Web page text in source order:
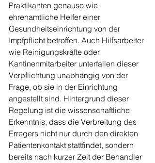
Praktikanten genauso wie
ehrenamtliche Helfer einer
Gesundheitseinrichtung von der
Impfpflicht betroffen. Auch Hilfsarbeiter
wie Reinigungskräfte oder
Kantinenmitarbeiter unterfallen dieser
Verpflichtung unabhängig von der
Frage, ob sie in der Einrichtung
angestellt sind. Hintergrund dieser
Regelung ist die wissenschaftliche
Erkenntnis, dass die Verbreitung des
Erregers nicht nur durch den direkten
Patientenkontakt stattfindet, sondern
bereits nach kurzer Zeit der Behandler